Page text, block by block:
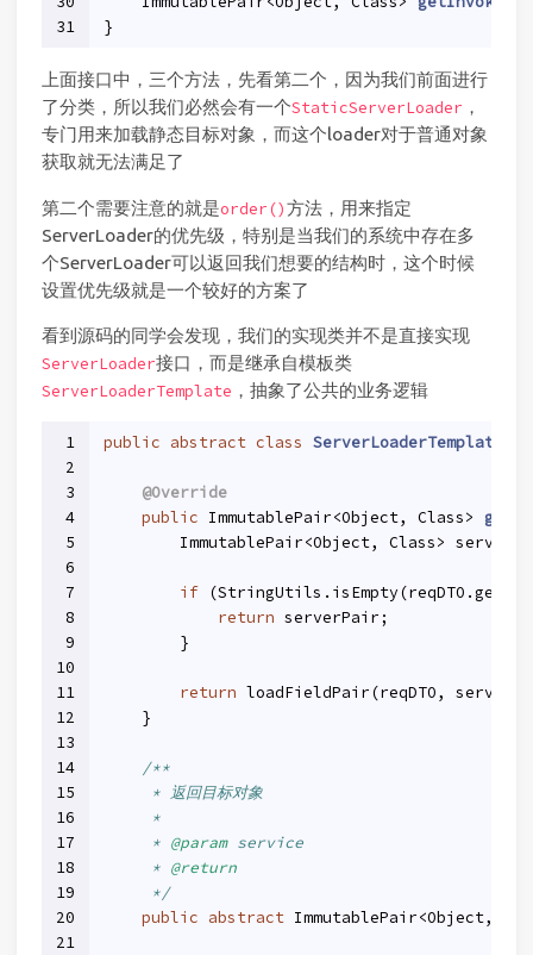
31
}
上面接口中，三个方法，先看第二个，因为我们前面进行
了分类，所以我们必然会有一个StaticServerLoader ，
专门用来加载静态目标对象，而这个loader对于普通对象
获取就无法满足了
第二个需要注意的就是order()方法，用来指定
ServerLoader的优先级，特别是当我们的系统中存在多
个ServerLoader可以返回我们想要的结构时，这个时候
设置优先级就是一个较好的方案了
看到源码的同学会发现，我们的实现类并不是直接实现
ServerLoader接口，而是继承自模板类
ServerLoaderTemplate ，抽象了公共的业务逻辑
1
2
3
4
5
6
7
8
9
10
11
12
13
14
15
16
17
18
19
20
21
public abstract class ServerLoaderTemplate
@Override
public ImmutablePair<Object, Class>
ImmutablePair<Object, Class>
if
return serverPair;
        }
return loadFieldPair(reqDTO,
    }
/**
     * 返回目标对象
     *
     *
@param service
     *
@return
     */
public abstract ImmutablePair<Object,